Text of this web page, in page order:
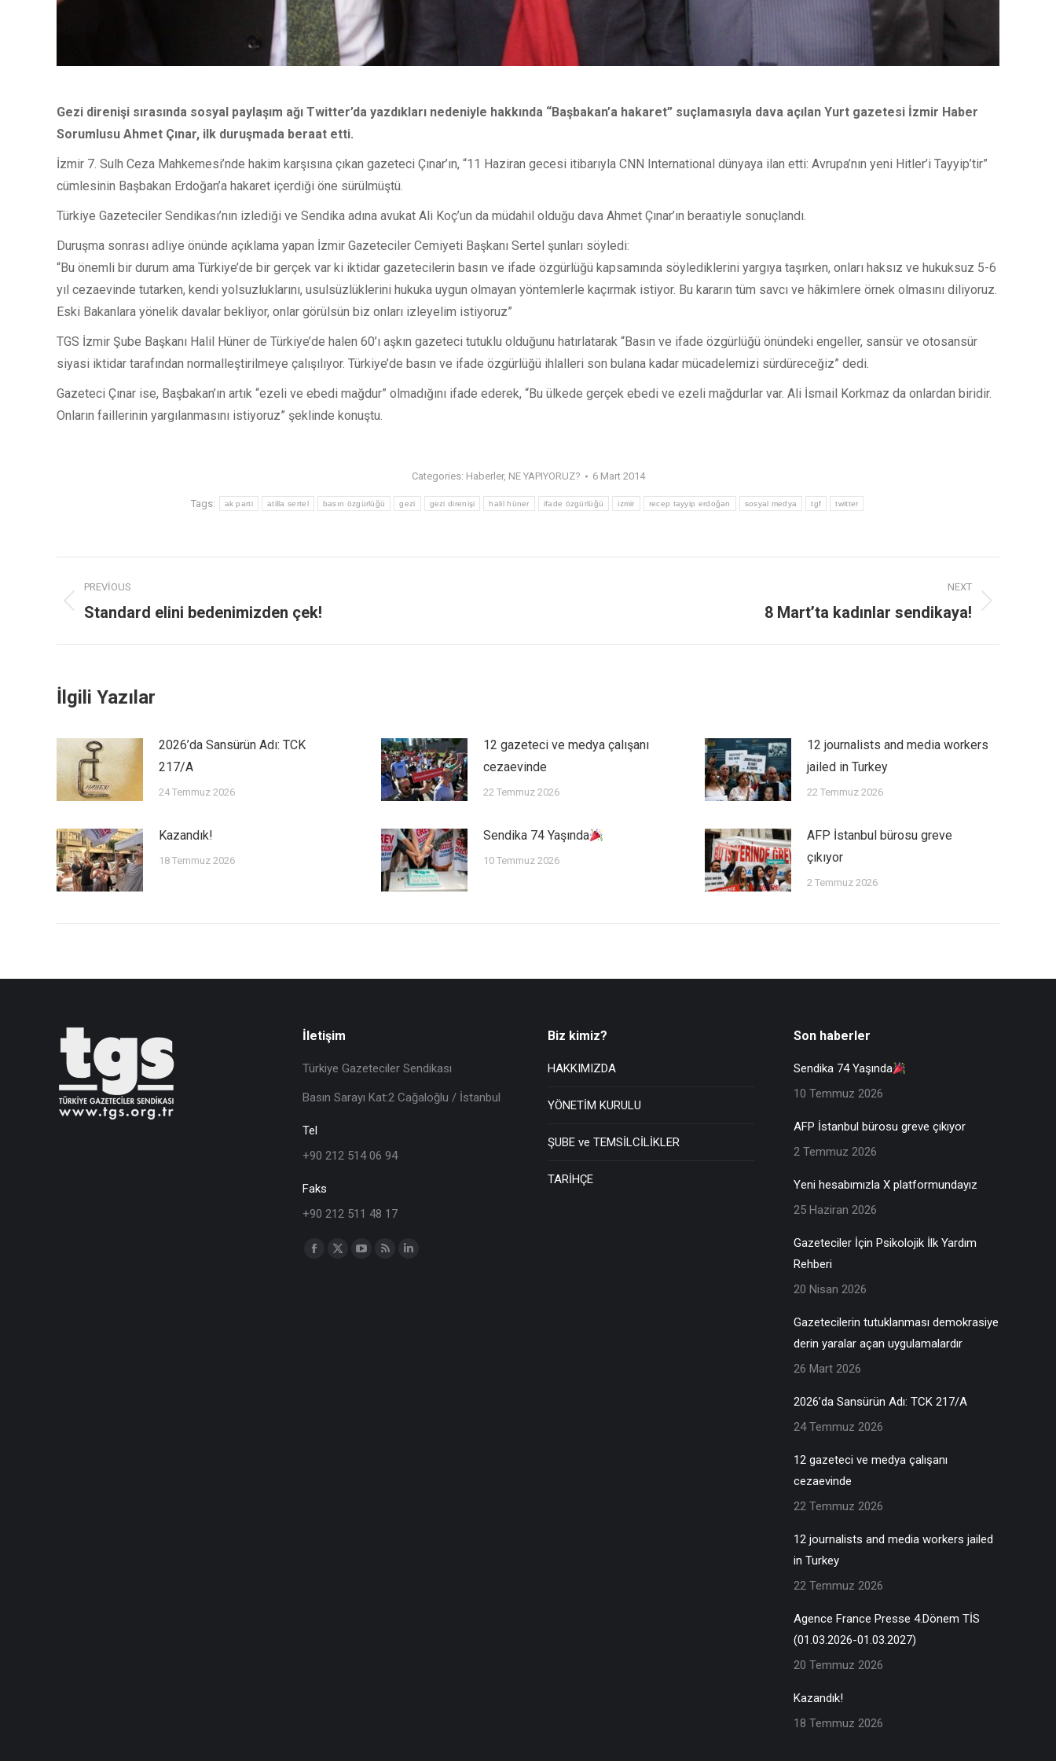
Gezi direnişi sırasında sosyal paylaşım ağı Twitter’da yazdıkları nedeniyle hakkında “Başbakan’a hakaret” suçlamasıyla dava açılan Yurt gazetesi İzmir Haber
Sorumlusu Ahmet Çınar, ilk duruşmada beraat etti.
İzmir 7. Sulh Ceza Mahkemesi’nde hakim karşısına çıkan gazeteci Çınar’ın, “11 Haziran gecesi itibarıyla CNN International dünyaya ilan etti: Avrupa’nın yeni Hitler’i Tayyip’tir”
cümlesinin Başbakan Erdoğan’a hakaret içerdiği öne sürülmüştü.
Türkiye Gazeteciler Sendikası’nın izlediği ve Sendika adına avukat Ali Koç’un da müdahil olduğu dava Ahmet Çınar’ın beraatiyle sonuçlandı.
Duruşma sonrası adliye önünde açıklama yapan İzmir Gazeteciler Cemiyeti Başkanı Sertel şunları söyledi:
“Bu önemli bir durum ama Türkiye’de bir gerçek var ki iktidar gazetecilerin basın ve ifade özgürlüğü kapsamında söylediklerini yargıya taşırken, onları haksız ve hukuksuz 5-6
yıl cezaevinde tutarken, kendi yolsuzluklarını, usulsüzlüklerini hukuka uygun olmayan yöntemlerle kaçırmak istiyor. Bu kararın tüm savcı ve hâkimlere örnek olmasını diliyoruz.
Eski Bakanlara yönelik davalar bekliyor, onlar görülsün biz onları izleyelim istiyoruz”
TGS İzmir Şube Başkanı Halil Hüner de Türkiye’de halen 60’ı aşkın gazeteci tutuklu olduğunu hatırlatarak “Basın ve ifade özgürlüğü önündeki engeller, sansür ve otosansür
siyasi iktidar tarafından normalleştirilmeye çalışılıyor. Türkiye’de basın ve ifade özgürlüğü ihlalleri son bulana kadar mücadelemizi sürdüreceğiz” dedi.
Gazeteci Çınar ise, Başbakan’ın artık “ezeli ve ebedi mağdur” olmadığını ifade ederek, “Bu ülkede gerçek ebedi ve ezeli mağdurlar var. Ali İsmail Korkmaz da onlardan biridir.
Onların faillerinin yargılanmasını istiyoruz” şeklinde konuştu.
Categories: Haberler, NE YAPIYORUZ? 6 Mart 2014
Tags: ak parti atilla sertel basın özgürlüğü gezi gezi direnişi halil hüner ifade özgürlüğü izmir recep tayyip erdoğan sosyal medya tgf twitter
PREVIOUS
Standard elini bedenimizden çek!
NEXT
8 Mart’ta kadınlar sendikaya!
İlgili Yazılar
2026’da Sansürün Adı: TCK
217/A
24 Temmuz 2026
12 gazeteci ve medya çalışanı
cezaevinde
22 Temmuz 2026
12 journalists and media workers
jailed in Turkey
22 Temmuz 2026
Kazandık!
18 Temmuz 2026
Sendika 74 Yaşında
10 Temmuz 2026
AFP İstanbul bürosu greve
çıkıyor
2 Temmuz 2026
İletişim
Türkiye Gazeteciler Sendikası
Basın Sarayı Kat:2 Cağaloğlu / İstanbul
Tel
+90 212 514 06 94
Faks
+90 212 511 48 17
Find us on:
Biz kimiz?
HAKKIMIZDA
YÖNETİM KURULU
ŞUBE ve TEMSİLCİLİKLER
TARİHÇE
Son haberler
Sendika 74 Yaşında
10 Temmuz 2026
AFP İstanbul bürosu greve çıkıyor
2 Temmuz 2026
Yeni hesabımızla X platformundayız
25 Haziran 2026
Gazeteciler İçin Psikolojik İlk Yardım
Rehberi
20 Nisan 2026
Gazetecilerin tutuklanması demokrasiye
derin yaralar açan uygulamalardır
26 Mart 2026
2026’da Sansürün Adı: TCK 217/A
24 Temmuz 2026
12 gazeteci ve medya çalışanı
cezaevinde
22 Temmuz 2026
12 journalists and media workers jailed
in Turkey
22 Temmuz 2026
Agence France Presse 4.Dönem TİS
(01.03.2026-01.03.2027)
20 Temmuz 2026
Kazandık!
18 Temmuz 2026